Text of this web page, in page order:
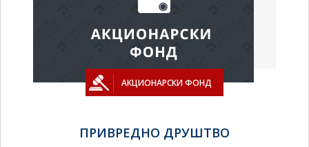
АКЦИОНАРСКИ ФОНД
ПРИВРЕДНО ДРУШТВО